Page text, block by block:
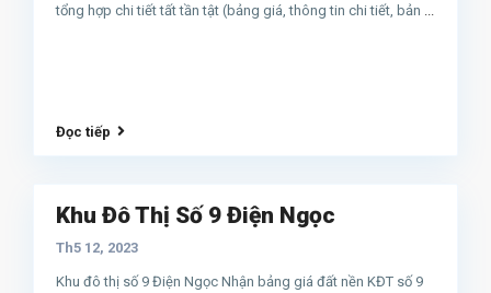
tổng hợp chi tiết tất tần tật (bảng giá, thông tin chi tiết, bản
Đọc tiếp
Khu Đô Thị Số 9 Điện Ngọc
Th5 12, 2023
Khu đô thị số 9 Điện Ngọc Nhận bảng giá đất nền KĐT số 9